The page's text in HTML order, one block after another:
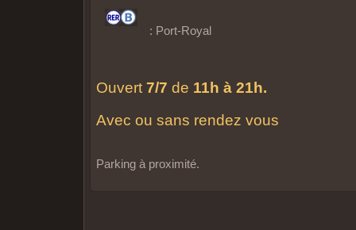
: Port-Royal
Ouvert 7/7 de 11h à 21h.
Avec ou sans rendez vous
Parking à proximité.